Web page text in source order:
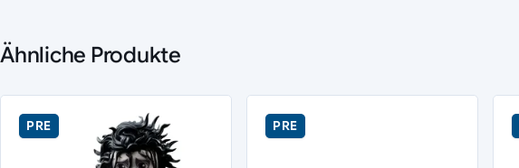
Ähnliche Produkte
PRE PRE